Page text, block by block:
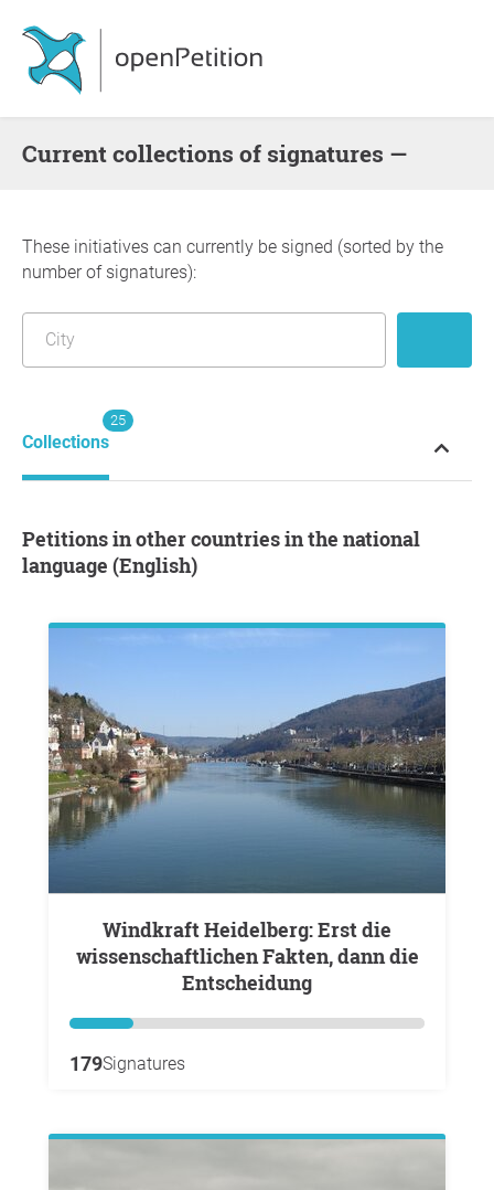
Current collections of signatures —
These initiatives can currently be signed (sorted by the
number of signatures):
Collections
25
Petitions in other countries in the national
language (English)
Windkraft Heidelberg: Erst die
wissenschaftlichen Fakten, dann die
Entscheidung
179Signatures